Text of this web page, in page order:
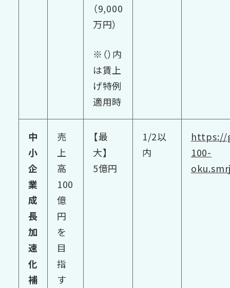
（9,000
万円）
※（）内
は賃上
げ特例
適用時
中
小
企
業
成
長
加
速
化
補
売
上
高
100
億
円
を
目
指
す
【最
大】
5億円
1/2以
内
100-